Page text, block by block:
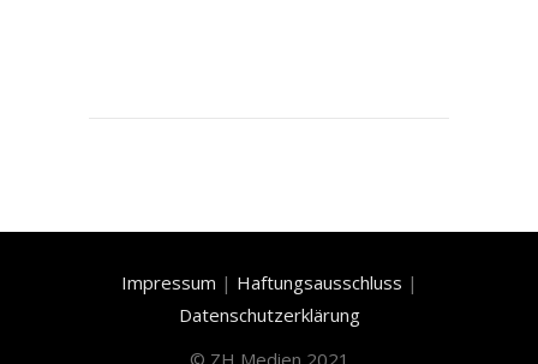
Impressum | Haftungsausschluss |
Datenschutzerklärung
© ZH Medien 2021